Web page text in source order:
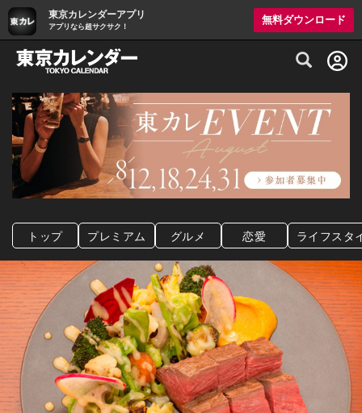
東京カレンダーアプリ
アプリなら超サクサク！
無料ダウンロード
グルメ情報・プレミアムレストラン予約
トップ プレミアム グルメ 恋愛 ライフスタ